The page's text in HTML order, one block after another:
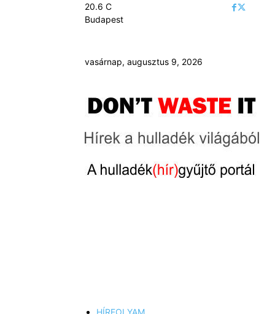
20.6 C
Budapest
vasárnap, augusztus 9, 2026